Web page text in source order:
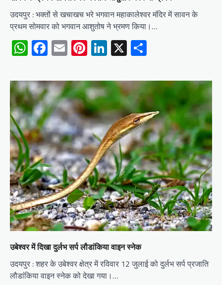
उदयपुर : भक्तों से खचाखच भरे भगवान महाकालेश्वर मंदिर में सावन के
प्रथम सोमवार को भगवान आशुतोष ने भ्रमण किया।…
WhatsApp
Facebook
EmailPinterest
LinkedIn
X
उबेश्वर में दिखा दुर्लभ सर्प लौडांकिया वाइन स्नेक
उदयपुर : शहर के उबेश्वर क्षेत्र में रविवार 12 जुलाई को दुर्लभ सर्प प्रजाति
लौडांकिया वाइन स्नेक को देखा गया।…